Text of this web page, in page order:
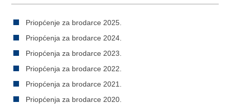
Priopćenje za brodarce 2025.
Priopćenja za brodarce 2024.
Priopćenja za brodarce 2023.
Priopćenja za brodarce 2022.
Priopćenja za brodarce 2021.
Priopćenja za brodarce 2020.